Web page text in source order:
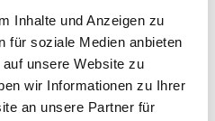
Inhalte und Anzeigen zu
für soziale Medien anbieten
unsere Website zu
wir Informationen zu Ihrer
an unsere Partner für
15…140 mm
1.5 m